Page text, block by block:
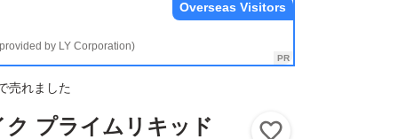
by LY Corporation)
Overseas Visitors
売れました
ク プライムリキッド